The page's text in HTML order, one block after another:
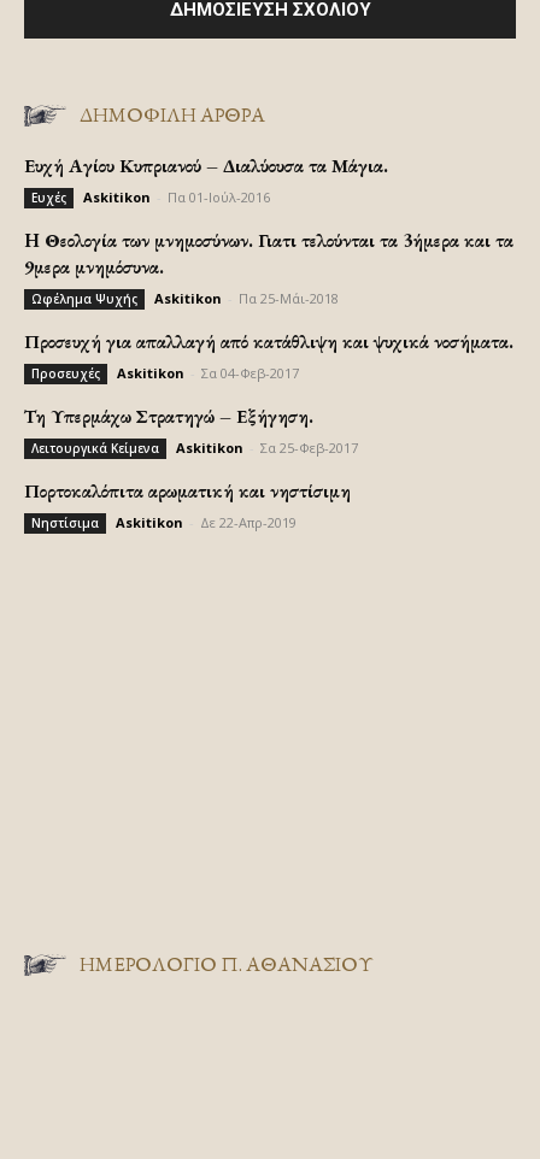
ΔΗΜΟΦΙΛΗ ΑΡΘΡΑ
Ευχή Αγίου Κυπριανού – Διαλύουσα τα Μάγια.
Ευχές Askitikon Πα 01-Ιούλ-2016
H Θεολογία των μνημοσύνων. Γιατι τελούνται τα 3ήμερα και τα
9μερα μνημόσυνα.
Ωφέλημα Ψυχής Askitikon Πα 25-Μάι-2018
Προσευχή για απαλλαγή από κατάθλιψη και ψυχικά νοσήματα.
Προσευχές Askitikon Σα 04-Φεβ-2017
Τη Υπερμάχω Στρατηγώ – Εξήγηση.
Λειτουργικά Κείμενα Askitikon Σα 25-Φεβ-2017
Πορτοκαλόπιτα αρωματική και νηστίσιμη
Νηστίσιμα Askitikon Δε 22-Απρ-2019
ΗΜΕΡΟΛΟΓΙΟ Π. ΑΘΑΝΑΣΙΟΥ